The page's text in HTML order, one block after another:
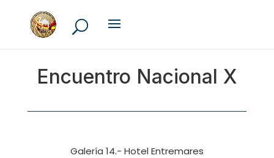
Encuentro Nacional X
Galería 14.- Hotel Entremares